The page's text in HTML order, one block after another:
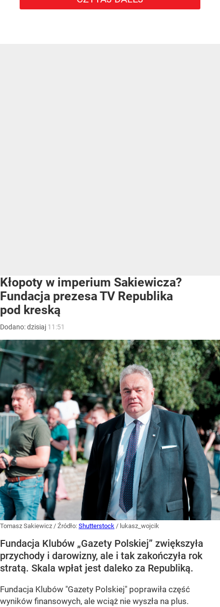
Kłopoty w imperium Sakiewicza?
Fundacja prezesa TV Republika
pod kreską
Dodano:dzisiaj 11:51
Tomasz Sakiewicz / Źródło: Shutterstock / lukasz_wojcik
Fundacja Klubów „Gazety Polskiej” zwiększyła
przychody i darowizny, ale i tak zakończyła rok
stratą. Skala wpłat jest daleko za Republiką.
Fundacja Klubów "Gazety Polskiej" poprawiła część
wyników finansowych, ale wciąż nie wyszła na plus.